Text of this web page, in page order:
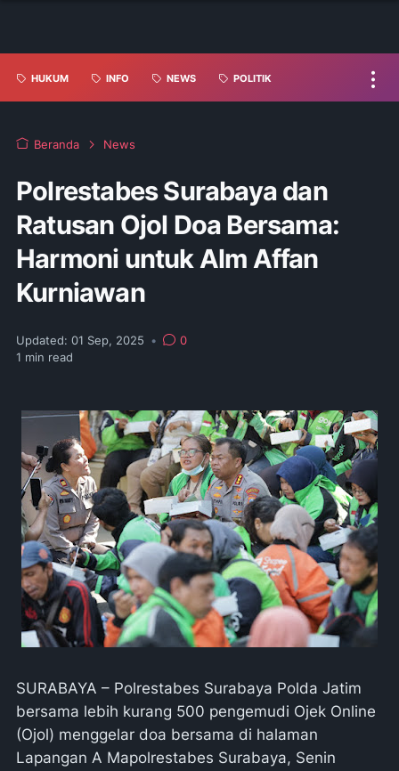
HUKUM INFO NEWS POLITIK
Beranda News
Polrestabes Surabaya dan
Ratusan Ojol Doa Bersama:
Harmoni untuk Alm Affan
Kurniawan
Updated: 01 Sep, 2025 •
0
1 min read
SURABAYA – Polrestabes Surabaya Polda Jatim
bersama lebih kurang 500 pengemudi Ojek Online
(Ojol) menggelar doa bersama di halaman
Lapangan A Mapolrestabes Surabaya, Senin